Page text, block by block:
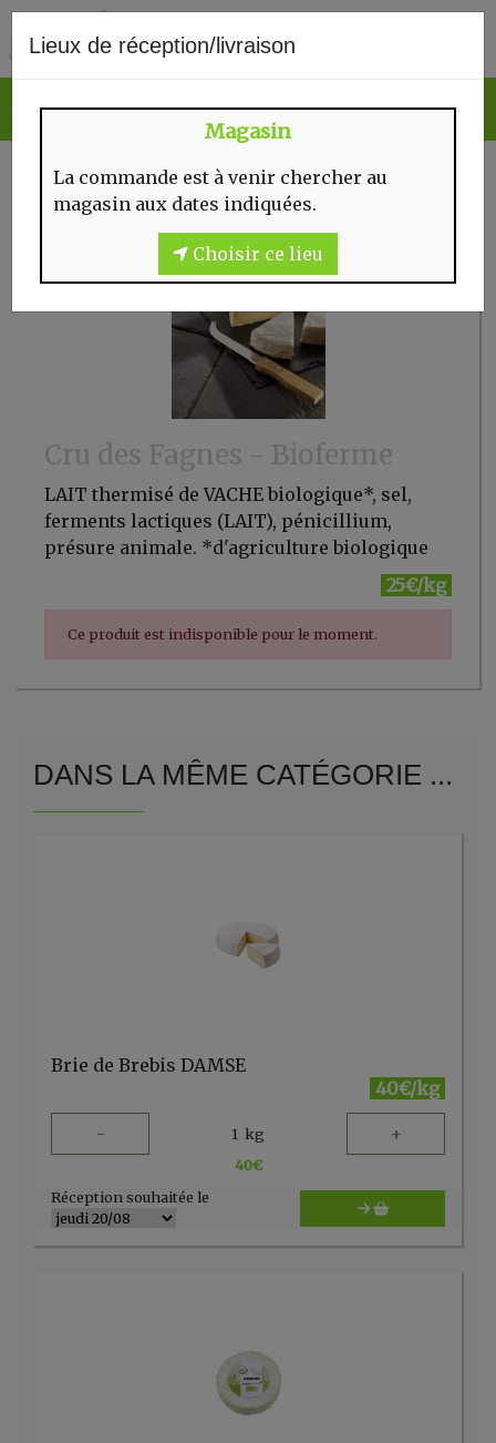
Lieux de réception/livraison
Magasin
La commande est à venir chercher au
magasin aux dates indiquées.
Choisir ce lieu
Cru des Fagnes - Bioferme
LAIT thermisé de VACHE biologique*, sel,
ferments lactiques (LAIT), pénicillium,
présure animale. *d'agriculture biologique
25€/kg
Ce produit est indisponible pour le moment.
DANS LA MÊME CATÉGORIE ...
Brie de Brebis DAMSE
40€/kg
- 1 kg +
40€
Réception souhaitée le